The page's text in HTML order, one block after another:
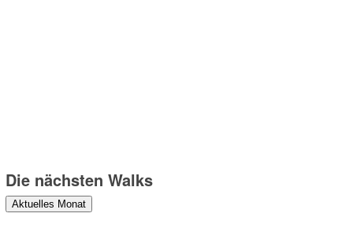
Die nächsten Walks
Aktuelles Monat